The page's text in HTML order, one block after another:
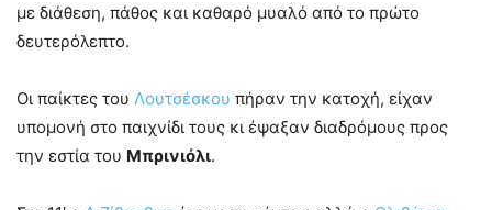
με διάθεση, πάθος και καθαρό μυαλό από το πρώτο
δευτερόλεπτο.
Οι παίκτες του Λουτσέσκου πήραν την κατοχή, είχαν
υπομονή στο παιχνίδι τους κι έψαξαν διαδρόμους προς
την εστία του Μπρινιόλι.